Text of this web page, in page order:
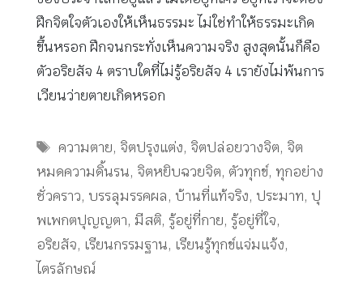
ฝึกจิตใจตัวเองให้เห็นธรรมะ ไม่ใช่ทำให้ธรรมะเกิด
ขึ้นหรอก ฝึกจนกระทั่งเห็นความจริง สูงสุดนั้นก็คือ
ตัวอริยสัจ 4 ตราบใดที่ไม่รู้อริยสัจ 4 เรายังไม่พ้นการ
เวียนว่ายตายเกิดหรอก
Tags
ความตาย, จิตปรุงแต่ง, จิตปล่อยวางจิต, จิต
หมดความดิ้นรน, จิตหยิบฉวยจิต, ตัวทุกข์, ทุกอย่าง
ชั่วคราว, บรรลุมรรคผล, บ้านที่แท้จริง, ประมาท, ปุ
พเพกตปุญญตา, มีสติ, รู้อยู่ที่กาย, รู้อยู่ที่ใจ,
อริยสัจ, เรียนกรรมฐาน, เรียนรู้ทุกข์แจ่มแจ้ง,
ไตรลักษณ์